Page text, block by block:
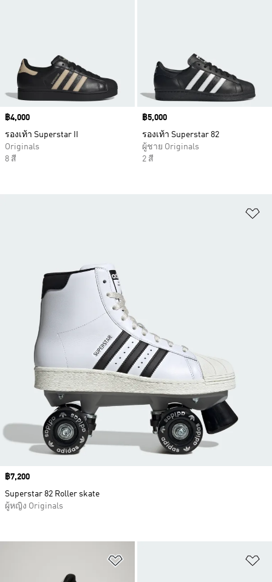
Price
฿4,000
รองเท้า Superstar II
Originals
8 สี
Price
฿5,000
รองเท้า Superstar 82
ผู้ชาย Originals
2 สี
Price
฿7,200
Superstar 82 Roller skate
ผู้หญิง Originals